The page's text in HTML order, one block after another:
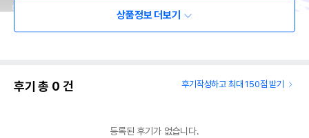
상품정보 더보기
후기 총 0 건 후기작성하고 최대 150점 받기
등록된 후기가 없습니다.